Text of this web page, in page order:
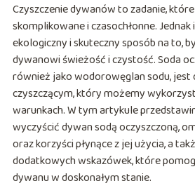
Czyszczenie dywanów to zadanie,
skomplikowane i czasochłonne.
ekologiczny i skuteczny sposób na to,
dywanowi świeżość i czystość. Soda
również jako wodorowęglan sodu, jest
czyszczącym, który możemy
warunkach. W tym artykule
wyczyścić dywan sodą oczyszczoną,
oraz korzyści płynące z jej użycia, a
dodatkowych wskazówek, które
dywanu w doskonałym stanie.